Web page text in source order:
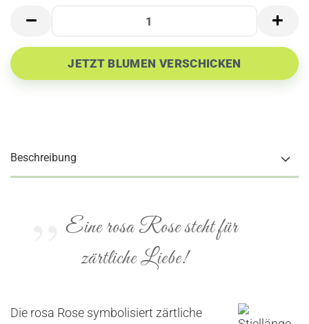
Beschreibung
Eine rosa Rose steht für
zärtliche Liebe!
Die rosa Rose symbolisiert zärtliche